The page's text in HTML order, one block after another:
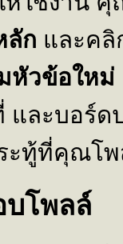
ลัก และค
หัวข้อใหม่
และบอร์
ะทู้ที่คุณโ
โพลล์